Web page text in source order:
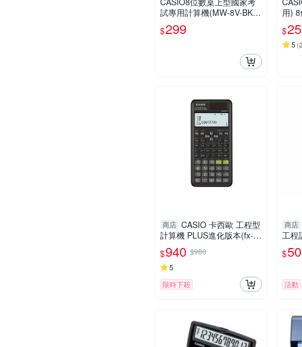
試專用計算機(MW-8V-BK)
黑
$299
用)
SX-
$
5 (2
商店 CASIO 卡西歐 工程型
計算機 PLUS進化版本(fx-9
91ES)
$940 $980
5
限時下殺
商店
工程
$
活動